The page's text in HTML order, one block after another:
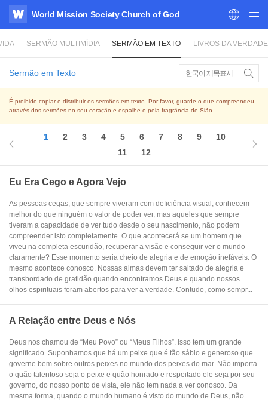
WATV
World Mission Society Church of God
SERMÃO MULTIMÍDIA SERMÃO EM TEXTO LIVROS DA VERDADE
Sermão em Texto 한국어 제목표시
É proibido copiar e distribuir os sermões em texto. Por favor, guarde o que compreendeu
através dos sermões no seu coração e espalhe-o pela fragrância de Sião.
1 2 3 4 5 6 7 8 9
10
11
12
Eu Era Cego e Agora Vejo
As pessoas cegas, que sempre viveram com deficiência visual, conhecem
melhor do que ninguém o valor de poder ver, mas aqueles que sempre
tiveram a capacidade de ver tudo desde o seu nascimento, não podem
compreender isto completamente. O que acontecerá se um homem que
viveu na completa escuridão, recuperar a visão e conseguir ver o mundo
claramente? Esse momento seria cheio de alegria e de emoção inefáveis. O
mesmo acontece conosco. Nossas almas devem ter saltado de alegria e
transbordado de gratidão quando encontramos Deus e quando nossos
olhos espirituais foram abertos para ver a verdade. Contudo, como sempr...
A Relação entre Deus e Nós
Deus nos chamou de “Meu Povo” ou “Meus Filhos”. Isso tem um grande
significado. Suponhamos que há um peixe que é tão sábio e generoso que
governe bem sobre outros peixes no mundo dos peixes do mar. Não importa
o quão talentoso seja o peixe e quão honrado e respeitado ele seja por seu
governo, do nosso ponto de vista, ele não tem nada a ver conosco. Da
mesma forma, quando o mundo humano é visto do mundo de Deus, não